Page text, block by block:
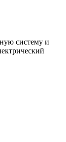
систему и